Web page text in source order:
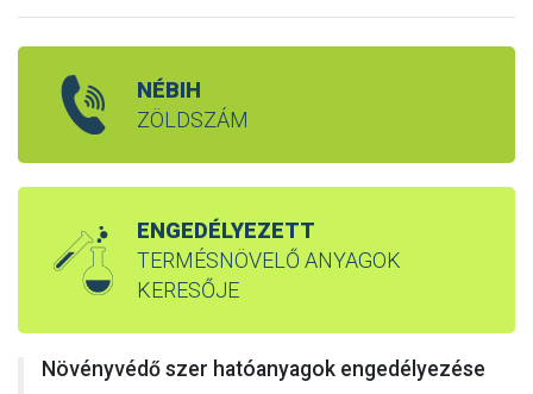
NÉBIH
ZÖLDSZÁM
ENGEDÉLYEZETT
TERMÉSNÖVELŐ ANYAGOK
KERESŐJE
Növényvédő szer hatóanyagok engedélyezése